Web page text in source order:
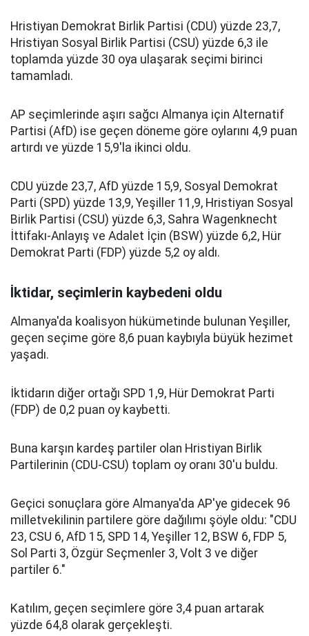
Hristiyan Demokrat Birlik Partisi (CDU) yüzde 23,7,
Hristiyan Sosyal Birlik Partisi (CSU) yüzde 6,3 ile
toplamda yüzde 30 oya ulaşarak seçimi birinci
tamamladı.
AP seçimlerinde aşırı sağcı Almanya için Alternatif
Partisi (AfD) ise geçen döneme göre oylarını 4,9 puan
artırdı ve yüzde 15,9'la ikinci oldu.
CDU yüzde 23,7, AfD yüzde 15,9, Sosyal Demokrat
Parti (SPD) yüzde 13,9, Yeşiller 11,9, Hristiyan Sosyal
Birlik Partisi (CSU) yüzde 6,3, Sahra Wagenknecht
İttifakı-Anlayış ve Adalet İçin (BSW) yüzde 6,2, Hür
Demokrat Parti (FDP) yüzde 5,2 oy aldı.
İktidar, seçimlerin kaybedeni oldu
Almanya'da koalisyon hükümetinde bulunan Yeşiller,
geçen seçime göre 8,6 puan kaybıyla büyük hezimet
yaşadı.
İktidarın diğer ortağı SPD 1,9, Hür Demokrat Parti
(FDP) de 0,2 puan oy kaybetti.
Buna karşın kardeş partiler olan Hristiyan Birlik
Partilerinin (CDU-CSU) toplam oy oranı 30'u buldu.
Geçici sonuçlara göre Almanya'da AP'ye gidecek 96
milletvekilinin partilere göre dağılımı şöyle oldu: "CDU
23, CSU 6, AfD 15, SPD 14, Yeşiller 12, BSW 6, FDP 5,
Sol Parti 3, Özgür Seçmenler 3, Volt 3 ve diğer
partiler 6."
Katılım, geçen seçimlere göre 3,4 puan artarak
yüzde 64,8 olarak gerçekleşti.